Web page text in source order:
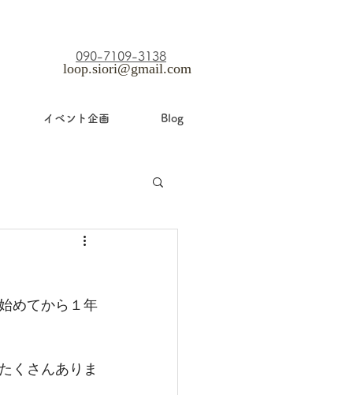
​090-7109-3138
loop.siori@gmail.com
イベント企画 Blog
めてから１年
くさんありま